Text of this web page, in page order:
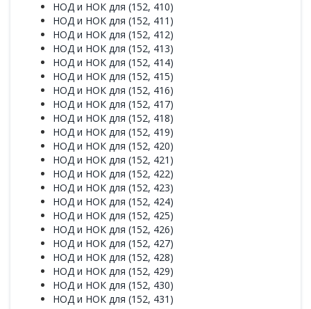
НОД и НОК для (152, 410)
НОД и НОК для (152, 411)
НОД и НОК для (152, 412)
НОД и НОК для (152, 413)
НОД и НОК для (152, 414)
НОД и НОК для (152, 415)
НОД и НОК для (152, 416)
НОД и НОК для (152, 417)
НОД и НОК для (152, 418)
НОД и НОК для (152, 419)
НОД и НОК для (152, 420)
НОД и НОК для (152, 421)
НОД и НОК для (152, 422)
НОД и НОК для (152, 423)
НОД и НОК для (152, 424)
НОД и НОК для (152, 425)
НОД и НОК для (152, 426)
НОД и НОК для (152, 427)
НОД и НОК для (152, 428)
НОД и НОК для (152, 429)
НОД и НОК для (152, 430)
НОД и НОК для (152, 431)